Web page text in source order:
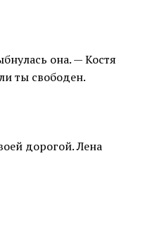
она. — Костя
ты свободен.
дорогой. Лена